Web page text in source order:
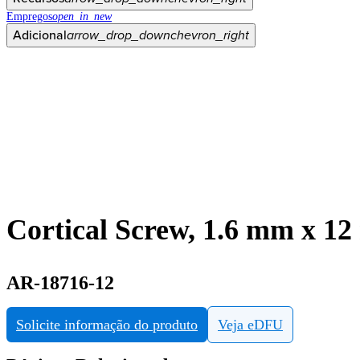
Empregosopen_in_new
Adicionalarrow_drop_downchevron_right
Cortical Screw, 1.6 mm x
AR-18716-12
Solicite informação do produto Veja eDFU